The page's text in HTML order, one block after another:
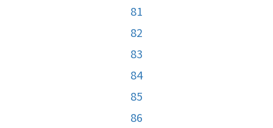
81
82
83
84
85
86